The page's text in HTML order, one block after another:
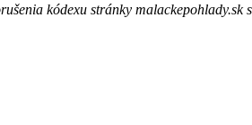
kódexu stránky malackepohlady.sk